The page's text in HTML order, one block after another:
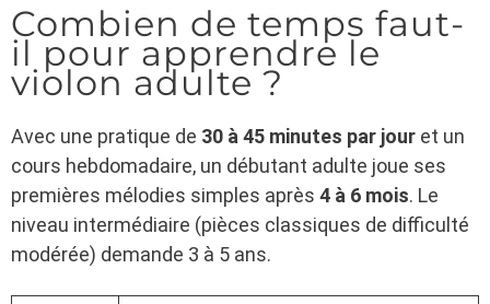
Combien de temps faut-
il pour apprendre le
violon adulte ?
Avec une pratique de 30 à 45 minutes par jour et un
cours hebdomadaire, un débutant adulte joue ses
premières mélodies simples après 4 à 6 mois. Le
niveau intermédiaire (pièces classiques de difficulté
modérée) demande 3 à 5 ans.